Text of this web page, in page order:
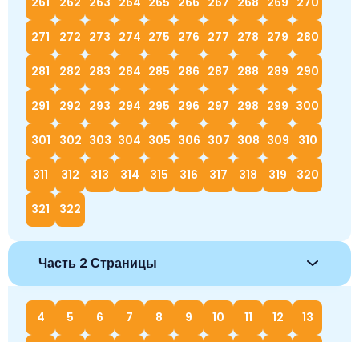
271 272 273 274 275 276 277 278 279 280
281 282 283 284 285 286 287 288 289 290
291 292 293 294 295 296 297 298 299 300
301 302 303 304 305 306 307 308 309 310
311 312 313 314 315 316 317 318 319 320
321 322
Часть 2 Страницы
4 5 6 7 8 9 10 11 12 13